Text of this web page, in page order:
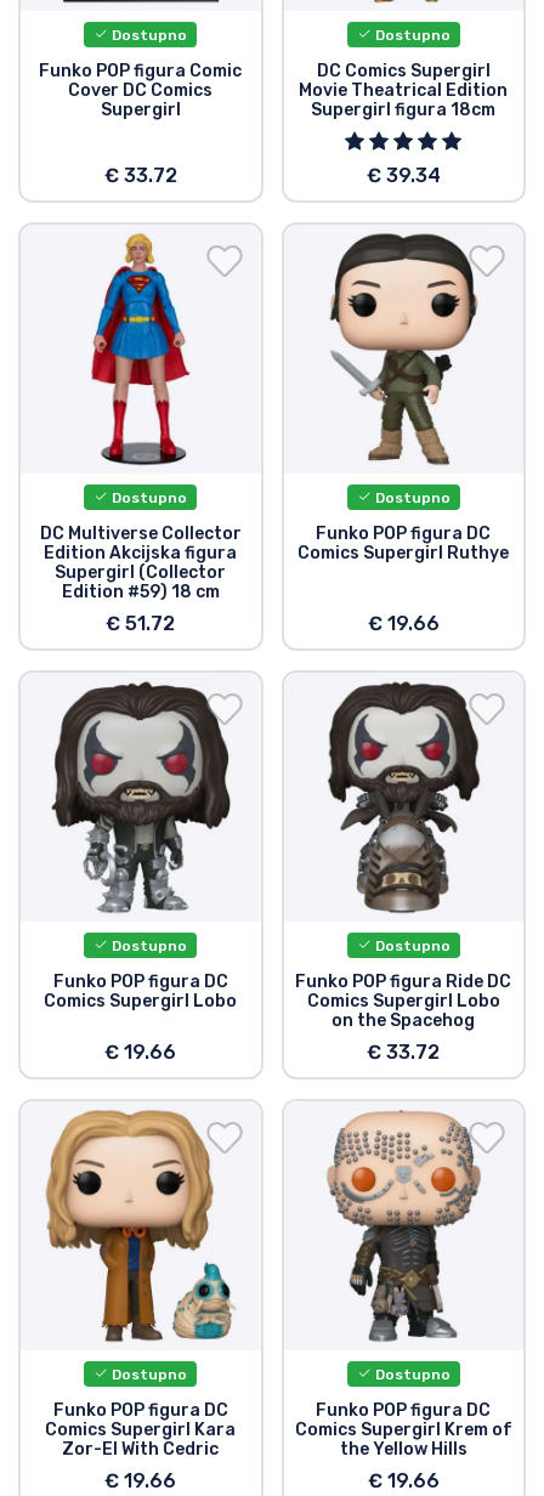
Dostupno
Funko POP figura Comic
Cover DC Comics
Supergirl
€ 33.72
Dostupno
DC Comics Supergirl
Movie Theatrical Edition
Supergirl figura 18cm
€ 39.34
Dostupno
DC Multiverse Collector
Edition Akcijska figura
Supergirl (Collector
Edition #59) 18 cm
€ 51.72
Dostupno
Funko POP figura DC
Comics Supergirl Ruthye
€ 19.66
Dostupno
Funko POP figura DC
Comics Supergirl Lobo
€ 19.66
Dostupno
Funko POP figura Ride DC
Comics Supergirl Lobo
on the Spacehog
€ 33.72
Dostupno
Funko POP figura DC
Comics Supergirl Kara
Zor-El With Cedric
€ 19.66
Dostupno
Funko POP figura DC
Comics Supergirl Krem of
the Yellow Hills
€ 19.66